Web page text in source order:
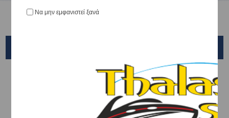
ΑΓΚΙΣΤΡΙΑ - ΣΑΛΑΓΚΙΕΣ- ASSIST /
ΣΑΛΑΓΚΙΕΣ - TREBLE / OWNER
Να μην εμφανιστεί ξανά